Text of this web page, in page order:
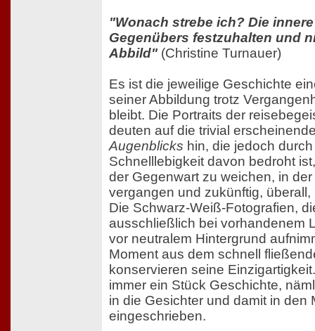
"Wonach strebe ich? Die
Gegenübers festzuhalten und
Abbild" (Christine Turnauer)
Es ist die jeweilige Geschichte
seiner Abbildung trotz
bleibt. Die Portraits der
deuten auf die trivial
Augenblicks hin, die jedoch
Schnelllebigkeit davon bedroht
der Gegenwart zu weichen, in
vergangen und zukünftig,
Die Schwarz-Weiß-Fotografien,
ausschließlich bei vorhandenem
vor neutralem Hintergrund
Moment aus dem schnell
konservieren seine
immer ein Stück Geschichte,
in die Gesichter und damit in den
eingeschrieben.